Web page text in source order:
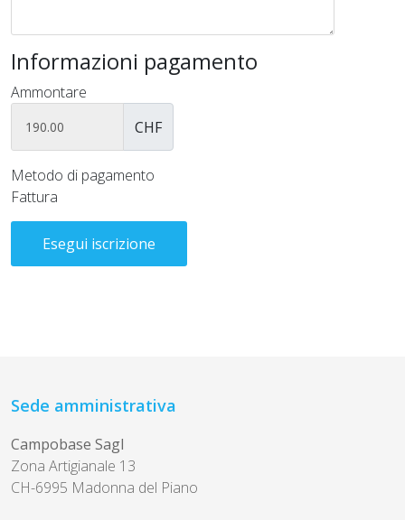
Informazioni pagamento
Ammontare
CHF
Metodo di pagamento
Fattura
Sede amministrativa
Campobase Sagl
Zona Artigianale 13
CH-6995 Madonna del Piano